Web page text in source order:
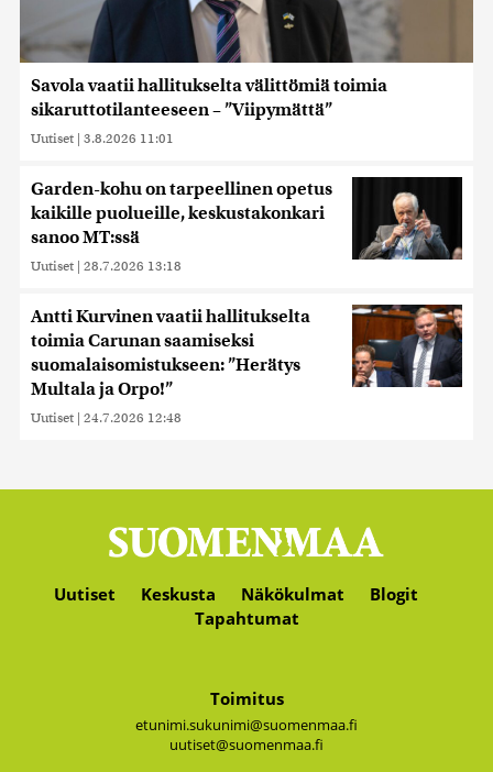
Savola vaatii hallitukselta välittömiä toimia
sikaruttotilanteeseen – ”Viipymättä”
Uutiset | 3.8.2026 11:01
Garden-kohu on tarpeellinen opetus
kaikille puolueille, keskustakonkari
sanoo MT:ssä
Uutiset | 28.7.2026 13:18
Antti Kurvinen vaatii hallitukselta
toimia Carunan saamiseksi
suomalaisomistukseen: ”Herätys
Multala ja Orpo!”
Uutiset | 24.7.2026 12:48
Uutiset Keskusta Näkökulmat
Blogit
Tapahtumat
Toimitus
etunimi.sukunimi@suomenmaa.fi
uutiset@suomenmaa.fi